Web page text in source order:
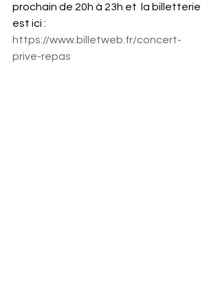
prochain de 20h à 23h et  la billetterie
est ici :
https://www.billetweb.fr/concert-
prive-repas